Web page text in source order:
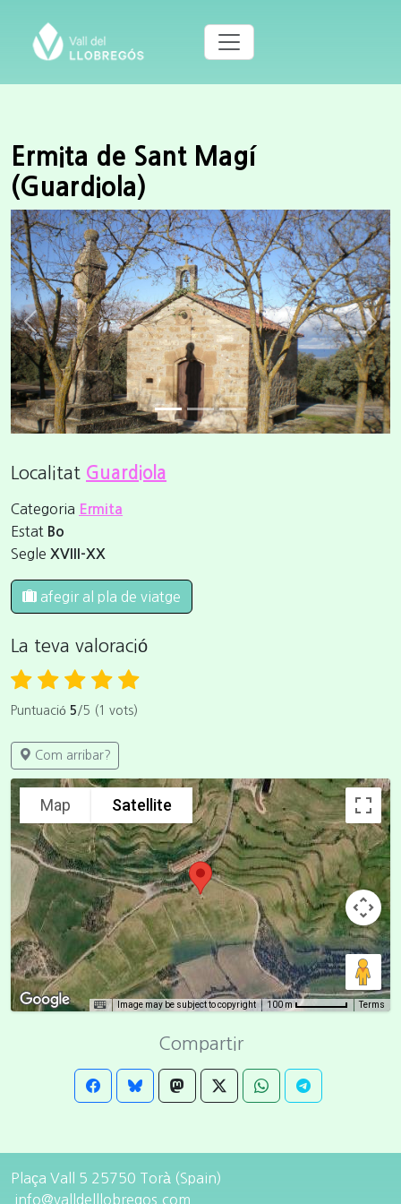
Ermita de Sant Magí
(Guardiola)
Previous Next
Localitat Guardiola
Categoria Ermita
Estat Bo
Segle XVIII-XX
afegir al pla de viatge
La teva valoració
Puntuació 5 /5 (1 vots)
Com arribar?
Map Satellite
Image may be subject to copyright 100 m Terms
Compartir
Plaça Vall 5 25750 Torà (Spain)
info@valldelllobregos.com